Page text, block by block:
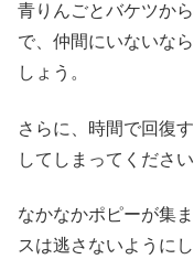
青りんごとバケツか
で、仲間にいないな
しょう。
さらに、時間で回復
してしまってください
なかなかポピーが集
スは逃さないように